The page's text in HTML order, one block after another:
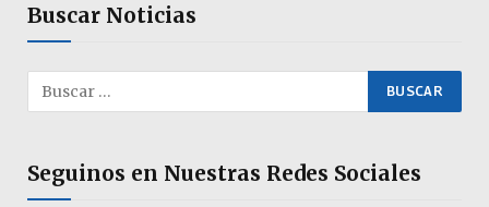
Buscar Noticias
Seguinos en Nuestras Redes Sociales